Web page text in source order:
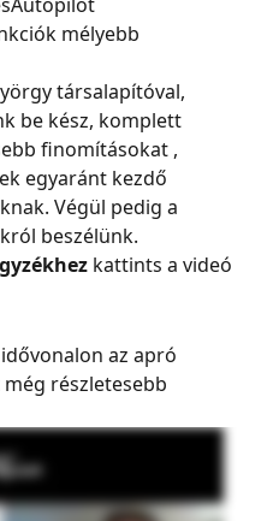
mélyebb
társalapítóval,
be kész, komplett
finomításokat ,
egyaránt kezdő
Végül pedig a
beszélünk.
kattints a videó
az apró
részletesebb